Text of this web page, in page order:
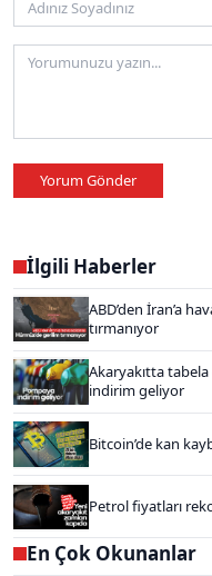
Yorum Gönder
İlgili Haberler
ABD’den İran’a
tırmanıyor
Akaryakıtta
indirim geliyor
Bitcoin’de kan
Petrol fiyatları
En Çok Okunanlar